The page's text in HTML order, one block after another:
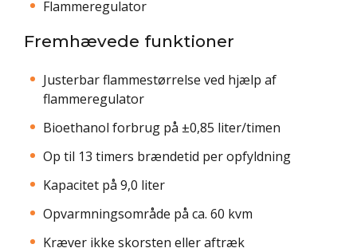
Flammeregulator
Fremhævede funktioner
Justerbar flammestørrelse ved hjælp af
flammeregulator
Bioethanol forbrug på ±0,85 liter/timen
Op til 13 timers brændetid per opfyldning
Kapacitet på 9,0 liter
Opvarmningsområde på ca. 60 kvm
Kræver ikke skorsten eller aftræk